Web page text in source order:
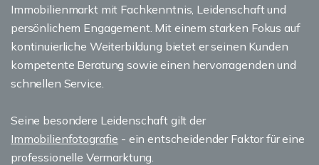
Immobilienmarkt mit Fachkenntnis, Leidenschaft und
persönlichem Engagement. Mit einem starken Fokus auf
kontinuierliche Weiterbildung bietet er seinen Kunden
kompetente Beratung sowie einen hervorragenden und
schnellen Service.
Seine besondere Leidenschaft gilt der
Immobilienfotografie - ein entscheidender Faktor für eine
professionelle Vermarktung.